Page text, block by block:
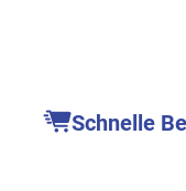
Schnelle